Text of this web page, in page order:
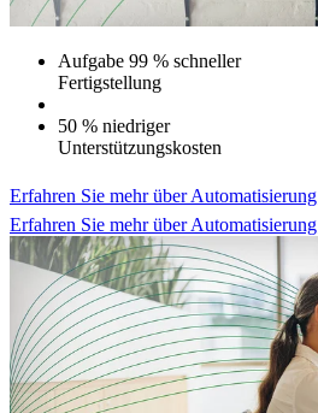
Aufgabe 99 % schneller
Fertigstellung
50 % niedriger
Unterstützungskosten
Erfahren Sie mehr über Automatisierung
Erfahren Sie mehr über Automatisierung